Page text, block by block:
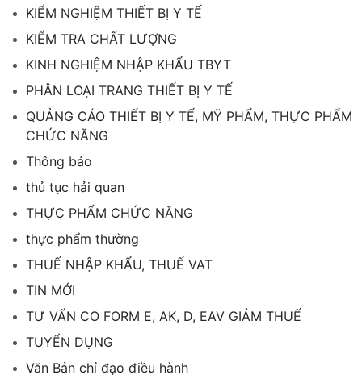
KIỂM NGHIỆM THIẾT BỊ Y TẾ
KIỂM TRA CHẤT LƯỢNG
KINH NGHIỆM NHẬP KHẨU TBYT
PHÂN LOẠI TRANG THIẾT BỊ Y TẾ
QUẢNG CÁO THIẾT BỊ Y TẾ, MỸ PHẨM, THỰC PHẨM
CHỨC NĂNG
Thông báo
thủ tục hải quan
THỰC PHẨM CHỨC NĂNG
thực phẩm thường
THUẾ NHẬP KHẨU, THUẾ VAT
TIN MỚI
TƯ VẤN CO FORM E, AK, D, EAV GIẢM THUẾ
TUYỂN DỤNG
Văn Bản chỉ đạo điều hành